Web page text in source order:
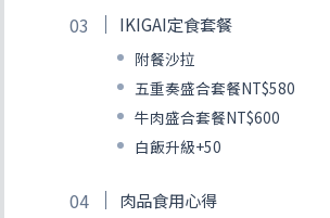
IKIGAI定食套餐
附餐沙拉
五重奏盛合套餐NT$580
牛肉盛合套餐NT$600
白飯升級+50
肉品食用心得